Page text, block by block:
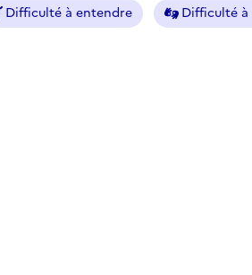
Difficulté à entendre Difficulté